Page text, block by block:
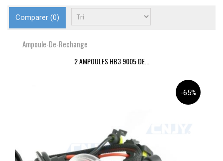
Comparer (0)
Ampoule-De-Rechange
2 AMPOULES HB3 9005 DE...
-65%